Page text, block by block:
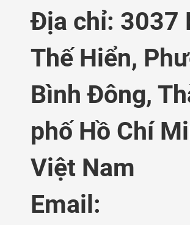
Địa chỉ: 3037
Thế Hiển,
Bình Đông,
phố Hồ Chí
Việt Nam
Email: